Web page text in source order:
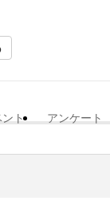
ント アンケート